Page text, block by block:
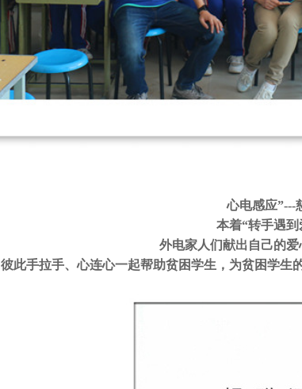
心电感应”---
本着“转手遇
外电家人们献出自己的
彼此手拉手、心连心一起帮助贫困学生，为贫困学生